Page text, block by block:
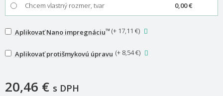
Chcem vlastný rozmer, tvar 0,00 €
Aplikovať Nano impregnáciu™ (+ 17,11 €)
Aplikovať protišmykovú úpravu (+ 8,54 €)
20,46 € s DPH